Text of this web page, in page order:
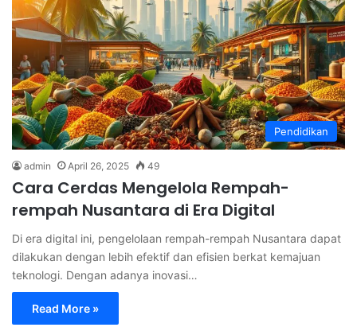
Pendidikan
admin April 26, 2025 49
Cara Cerdas Mengelola Rempah-
rempah Nusantara di Era Digital
Di era digital ini, pengelolaan rempah-rempah Nusantara dapat
dilakukan dengan lebih efektif dan efisien berkat kemajuan
teknologi. Dengan adanya inovasi…
Read More »